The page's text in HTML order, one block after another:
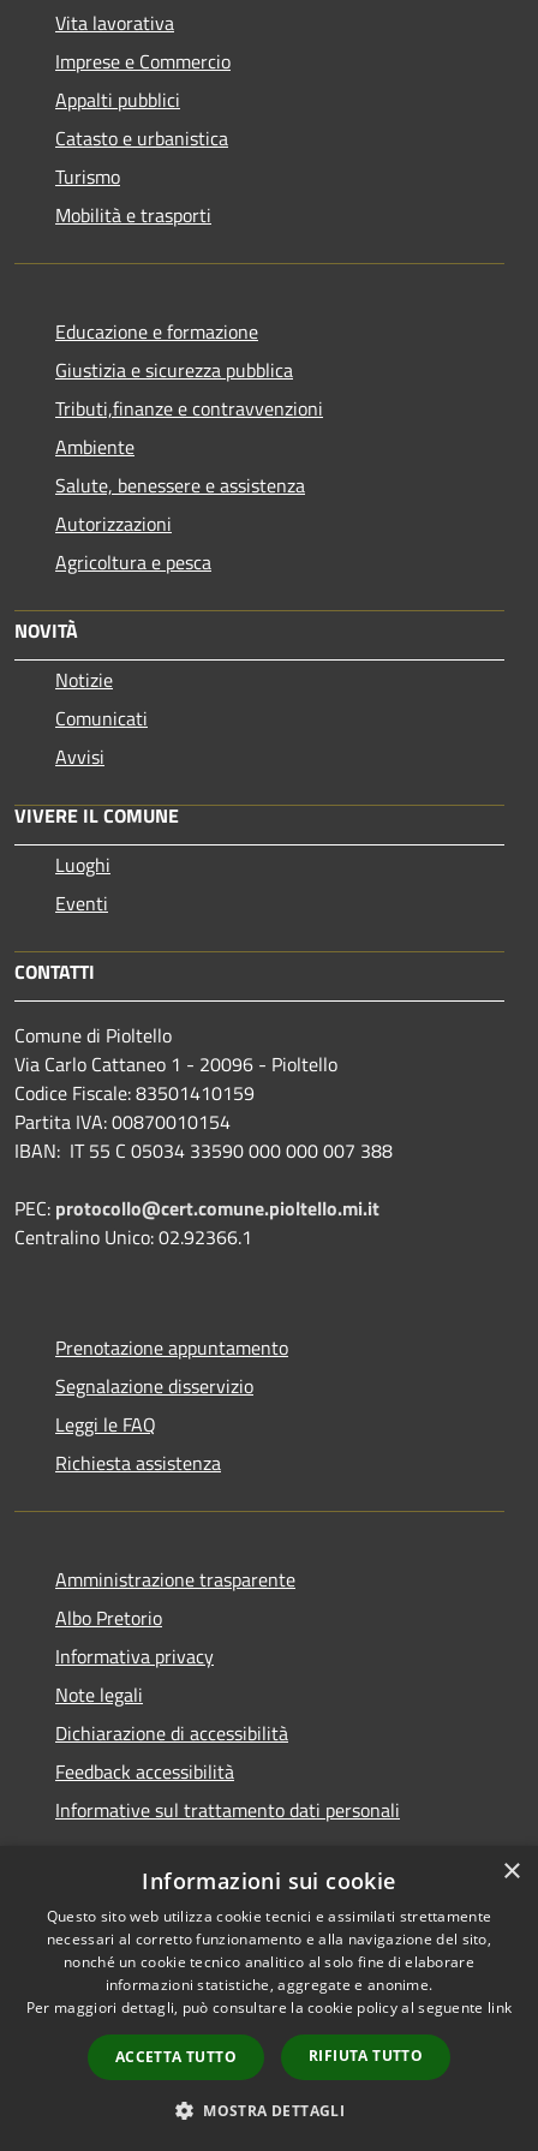
Vita lavorativa
Imprese e Commercio
Appalti pubblici
Catasto e urbanistica
Turismo
Mobilità e trasporti
Educazione e formazione
Giustizia e sicurezza pubblica
Tributi,finanze e contravvenzioni
Ambiente
Salute, benessere e assistenza
Autorizzazioni
Agricoltura e pesca
NOVITÀ
Notizie
Comunicati
Avvisi
VIVERE IL COMUNE
Luoghi
Eventi
CONTATTI
Comune di Pioltello
Via Carlo Cattaneo 1 - 20096 - Pioltello
Codice Fiscale: 83501410159
Partita IVA: 00870010154
IBAN: IT 55 C 05034 33590 000 000 007 388
PEC: protocollo@cert.comune.pioltello.mi.it
Centralino Unico: 02.92366.1
Prenotazione appuntamento
Segnalazione disservizio
Leggi le FAQ
Richiesta assistenza
Amministrazione trasparente
Albo Pretorio
Informativa privacy
Note legali
Dichiarazione di accessibilità
Feedback accessibilità
Informative sul trattamento dati personali
RSS
Accessibilità
Cookie
Mappa del sito
Informativa trattamento
Copyright © 2026 • Comune di
Pioltello • Powered by
Municipium•Accesso
redazione
×
Informazioni sui cookie
Questo sito web utilizza cookie tecnici e assimilati strettamente
necessari al corretto funzionamento e alla navigazione del sito,
nonché un cookie tecnico analitico al solo fine di elaborare
informazioni statistiche, aggregate e anonime.
Per maggiori dettagli, può consultare la cookie policy al seguente link
ACCETTA TUTTO RIFIUTA TUTTO
MOSTRA DETTAGLI